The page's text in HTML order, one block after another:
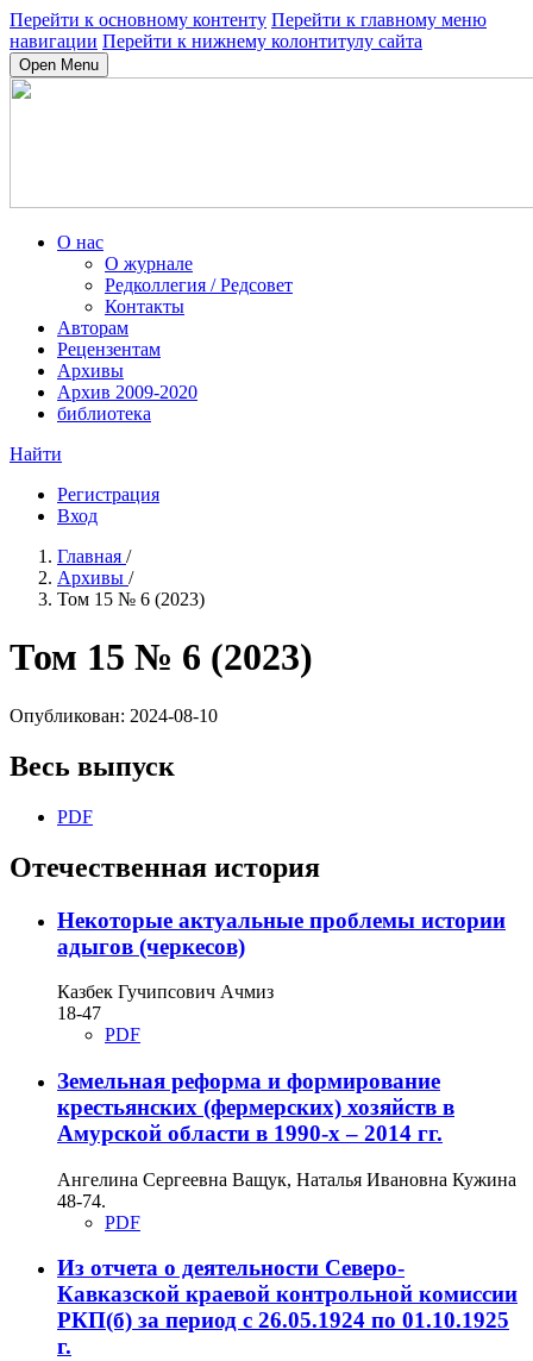
Перейти к основному контенту Перейти к главному меню
навигации Перейти к нижнему колонтитулу сайта
Open Menu
О нас
О журнале
Редколлегия / Редсовет
Контакты
Авторам
Рецензентам
Архивы
Архив 2009-2020
библиотека
Найти
Регистрация
Вход
Главная /
Архивы /
Том 15 № 6 (2023)
Том 15 № 6 (2023)
Опубликован: 2024-08-10
Весь выпуск
PDF
Отечественная история
Некоторые актуальные проблемы истории
адыгов (черкесов)
Казбек Гучипсович Ачмиз
18-47
PDF
Земельная реформа и формирование
крестьянских (фермерских) хозяйств в
Амурской области в 1990-х – 2014 гг.
Ангелина Сергеевна Ващук, Наталья Ивановна Кужина
48-74.
PDF
Из отчета о деятельности Северо-
Кавказской краевой контрольной комиссии
РКП(б) за период с 26.05.1924 по 01.10.1925
г.